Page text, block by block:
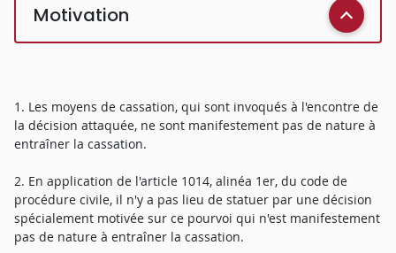
Motivation
1. Les moyens de cassation, qui sont invoqués à l'encontre de
la décision attaquée, ne sont manifestement pas de nature à
entraîner la cassation.
2. En application de l'article 1014, alinéa 1er, du code de
procédure civile, il n'y a pas lieu de statuer par une décision
spécialement motivée sur ce pourvoi qui n'est manifestement
pas de nature à entraîner la cassation.